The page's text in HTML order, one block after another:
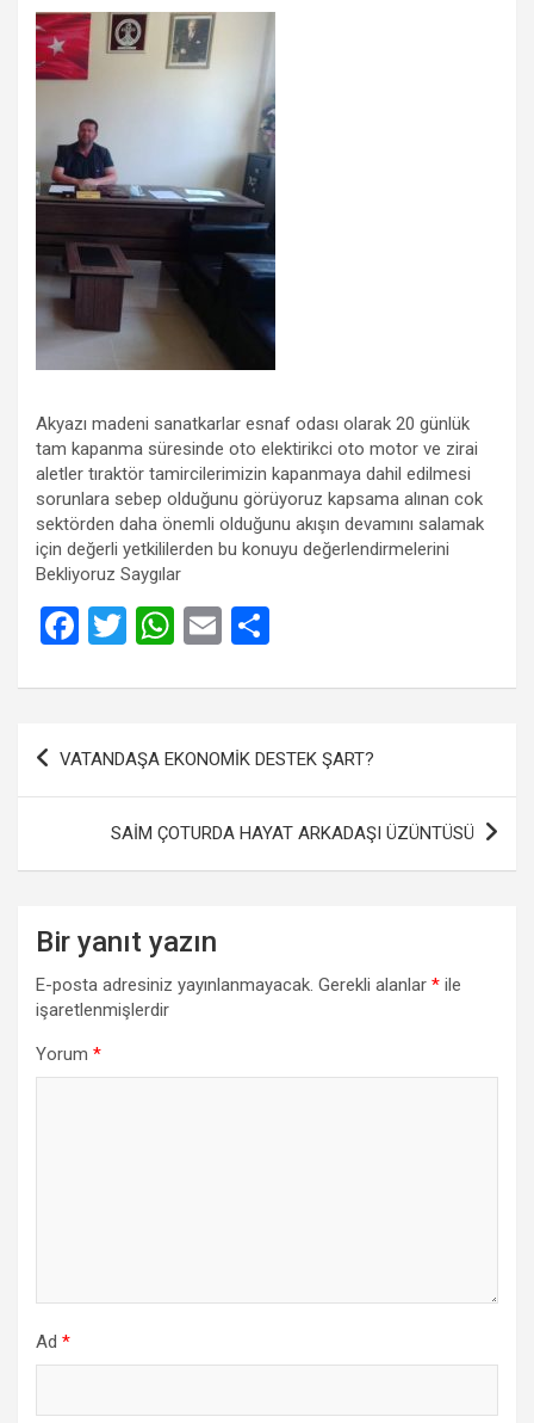
Akyazı madeni sanatkarlar esnaf odası olarak 20 günlük
tam kapanma süresinde oto elektirikci oto motor ve zirai
aletler tıraktör tamircilerimizin kapanmaya dahil edilmesi
sorunlara sebep olduğunu görüyoruz kapsama alınan cok
sektörden daha önemli olduğunu akışın devamını salamak
için değerli yetkililerden bu konuyu değerlendirmelerini
Bekliyoruz Saygılar
F
ce
b
o
T
tt
er
W
at
s
A
p
p
E
ail ar
e
Yazı
gezinmesi
VATANDAŞA EKONOMİK DESTEK ŞART?
SAİM ÇOTURDA HAYAT ARKADAŞI ÜZÜNTÜSÜ
Bir yanıt yazın
E-posta adresiniz yayınlanmayacak. Gerekli alanlar * ile
işaretlenmişlerdir
Yorum *
Ad *